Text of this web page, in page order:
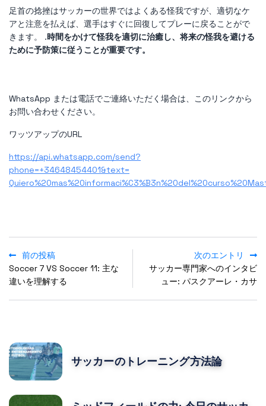
足首の捻挫はサッカーの世界ではよくある怪我ですが、適切なケ
アと注意を払えば、選手はすぐに回復してプレーに戻ることがで
きます。 .時間をかけて怪我を適切に治癒し、将来の怪我を避ける
ために予防策に従うことが重要です。
WhatsApp または電話でご連絡いただく場合は、このリンクから
お問い合わせください。
ワッツアップのURL
https://api.whatsapp.com/send?
phone=+34648454401&text=
前の投稿
Soccer 7 VS Soccer 11: 主な
違いを理解する
次のエントリ
サッカー専門家へのインタビ
ュー: パスクアーレ・カサ
サッカーのトレーニング方法論